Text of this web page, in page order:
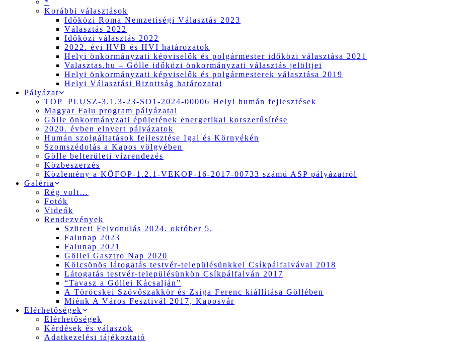
*
Korábbi választások
Időközi Roma Nemzetiségi Választás 2023
Választás 2022
Időközi választás 2022
2022. évi HVB és HVI határozatok
Helyi önkormányzati képviselők és polgármester időközi választása 2021
Valasztas.hu – Gölle időközi önkormányzati választás jelöltjei
Helyi önkormányzati képviselők és polgármesterek választása 2019
Helyi Választási Bizottság határozatai
Pályázat
TOP_PLUSZ-3.1.3-23-SO1-2024-00006 Helyi humán fejlesztések
Magyar Falu program pályázatai
Gölle önkormányzati épületének energetikai korszerűsítése
2020. évben elnyert pályázatok
Humán szolgáltatások fejlesztése Igal és Környékén
Szomszédolás a Kapos völgyében
Gölle belterületi vízrendezés
Közbeszerzés
Közlemény a KÖFOP-1.2.1-VEKOP-16-2017-00733 számú ASP pályázatról
Galéria
Rég volt…
Fotók
Videók
Rendezvények
Szüreti Felvonulás 2024. október 5.
Falunap 2023
Falunap 2021
Göllei Gasztro Nap 2020
Kölcsönös látogatás testvér-településünkkel Csíkpálfalvával 2018
Látogatás testvér-településünkön Csíkpálfalván 2017
“Tavasz a Göllei Kácsalján”
A Töröcskei Szövőszakkör és Zsiga Ferenc kiállítása Göllében
Miénk A Város Fesztivál 2017, Kaposvár
Elérhetőségek
Elérhetőségek
Kérdések és válaszok
Adatkezelési tájékoztató